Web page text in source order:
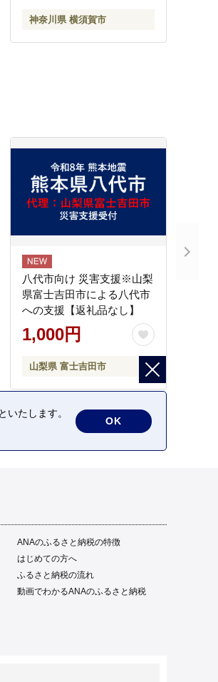
神奈川県 横須賀市
八代市向け 災害支援※山梨
県富士吉田市による八代市
への支援【返礼品なし】
1,000円
山梨県 富士吉田市
ANAのふるさと納税の特徴
はじめての方へ
ふるさと納税の流れ
動画でわかるANAのふるさと納税
たします。
OK